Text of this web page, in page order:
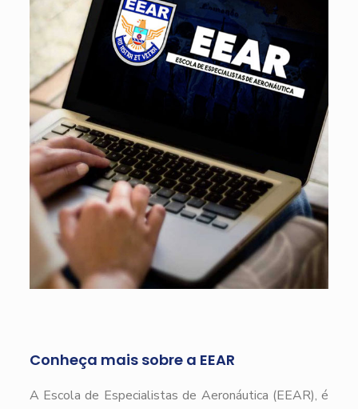
Conheça mais sobre a EEAR
A Escola de Especialistas de Aeronáutica (EEAR), é